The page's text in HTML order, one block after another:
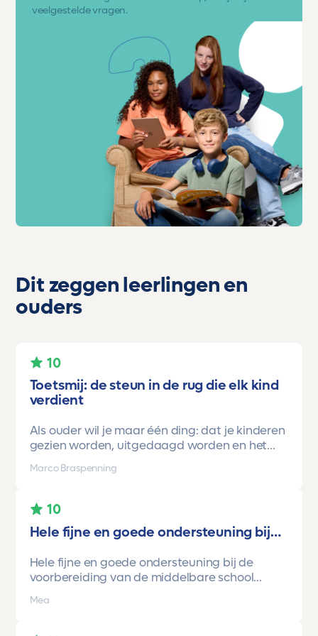
veelgestelde vragen.
Dit zeggen leerlingen en
ouders
10
Toetsmij: de steun in de rug die elk kind
verdient
Als ouder wil je maar één ding: dat je kinderen
gezien worden, uitgedaagd worden en het
vertrouwen krijgen dat ze méér kunnen dan ze
zelf soms denken. Voor ons is Toetsmij daarin
Onze oudste dochter begon ooit op mavo-
kader. Een lieve, slimme meid, maar soms
toetsen van Toetsmij.....helder, betrouwbaar,
precies op niveau en altijd met ruimte om te
groeien kreeg ze stap voor stap het
Marco Braspenning
10
Hele fijne en goede ondersteuning bij…
Hele fijne en goede ondersteuning bij de
voorbereiding van de middelbare school
gemaakt van Toetsmij. Realistische toetsen.
Mea